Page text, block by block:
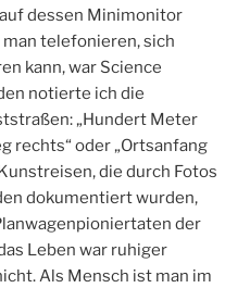
dessen Minimonitor
telefonieren, sich
kann, war Science
notierte ich die
„Hundert Meter
rechts“ oder „Ortsanfang
die durch Fotos
dokumentiert wurden,
der
Leben war ruhiger
Als Mensch ist man im